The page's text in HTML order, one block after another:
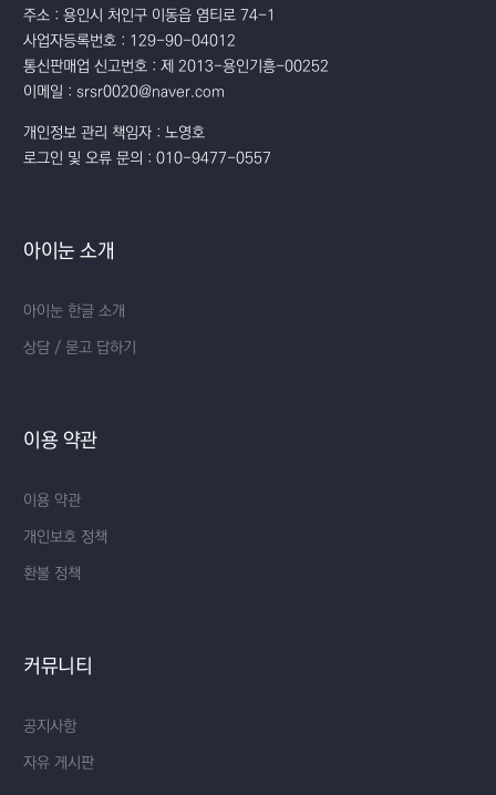
주소 : 용인시 처인구 이동읍 염티로 74-1
사업자등록번호 : 129-90-04012
통신판매업 신고번호 : 제 2013-용인기흥-00252
이메일 : srsr0020@naver.com
개인정보 관리 책임자 : 노영호
로그인 및 오류 문의 : 010-9477-0557
아이눈 소개
아이눈 한글 소개
상담 / 묻고 답하기
이용 약관
이용 약관
개인보호 정책
환불 정책
커뮤니티
공지사항
자유 게시판